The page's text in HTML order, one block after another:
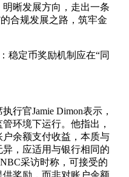
晰发展方向，走出一条
合规发展之路，筑牢金
稳定币奖励机制应在“同
行官Jamie Dimon表示，
环境下运行。他指出，
余额支付收益，本质与
，应适用与银行相同的
采访时称，可接受的
奖励，而非对账户余额